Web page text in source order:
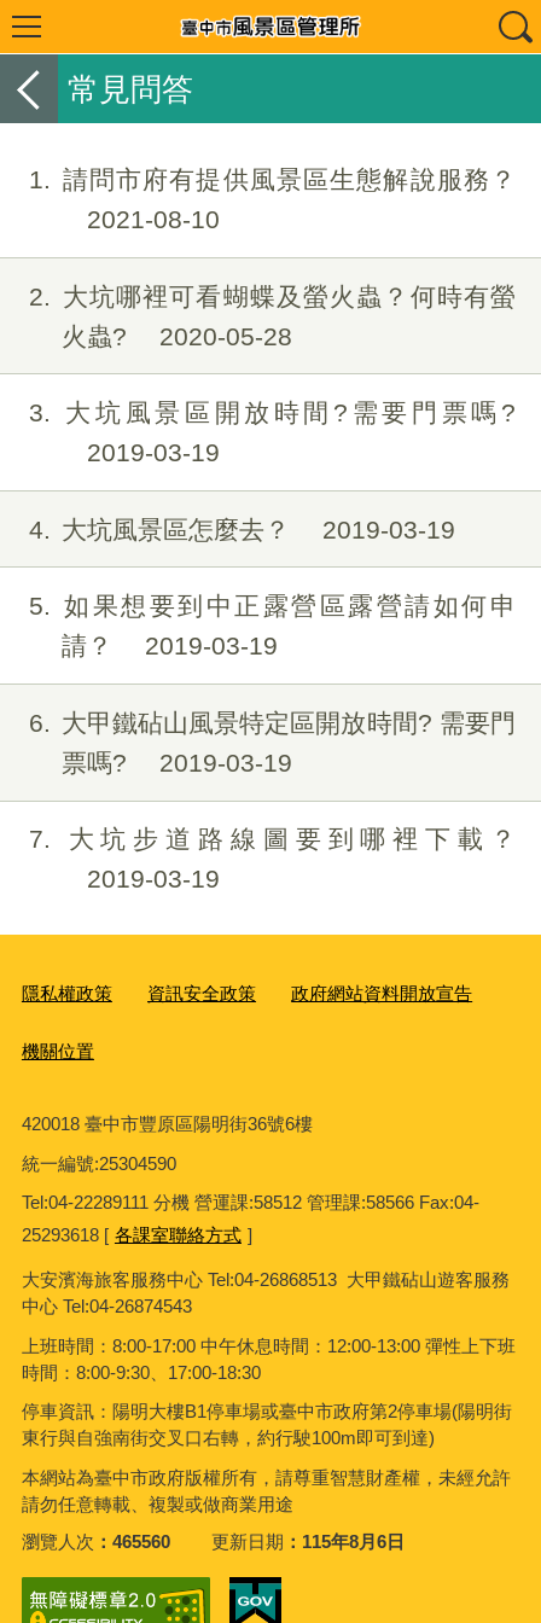
常見問答
1
請問市府有提供風景區生態解說服務？
2021-08-10
2
大坑哪裡可看蝴蝶及螢火蟲？何時有螢
火蟲?
2020-05-28
3
大坑風景區開放時間?需要門票嗎?
2019-03-19
4 大坑風景區怎麼去？ 2019-03-19
5
如果想要到中正露營區露營請如何申
請？
2019-03-19
6
大甲鐵砧山風景特定區開放時間? 需要門
票嗎?
2019-03-19
7
大坑步道路線圖要到哪裡下載？
2019-03-19
隱私權政策 資訊安全政策 政府網站資料開放宣告
機關位置
420018 臺中市豐原區陽明街36號6樓
統一編號:25304590
Tel:04-22289111 分機 營運課:58512 管理課:58566 Fax:04-
25293618 [ 各課室聯絡方式 ]
大安濱海旅客服務中心 Tel:04-26868513 大甲鐵砧山遊客服務
中心 Tel:04-26874543
上班時間：8:00-17:00 中午休息時間：12:00-13:00 彈性上下班
時間：8:00-9:30、17:00-18:30
停車資訊：陽明大樓B1停車場或臺中市政府第2停車場(陽明街
東行與自強南街交叉口右轉，約行駛100m即可到達)
本網站為臺中市政府版權所有，請尊重智慧財產權，未經允許
請勿任意轉載、複製或做商業用途
瀏覽人次
465560 更新日期 115年8月6日